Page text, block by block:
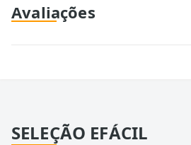
Avaliações
SELEÇÃO EFÁCIL